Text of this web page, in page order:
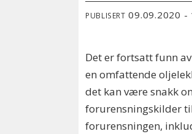
PUBLISERT 09.09.2020 -
Det er fortsatt funn
en omfattende
det kan være snakk
forurensningskilder
forurensningen,